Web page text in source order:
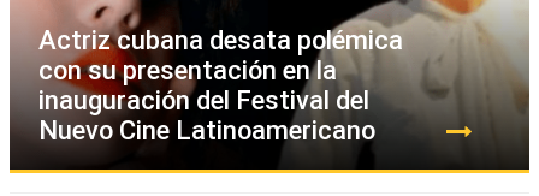
Actriz cubana desata polémica
con su presentación en la
inauguración del Festival del
Nuevo Cine Latinoamericano